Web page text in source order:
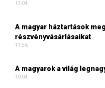
13:04
A magyar háztartások
részvényvásárlásaikat
11:56
A magyarok a világ
10:04